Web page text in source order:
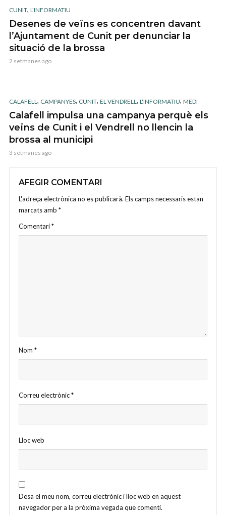
CUNIT, L'INFORMATIU
Desenes de veïns es concentren davant
l’Ajuntament de Cunit per denunciar la
situació de la brossa
2 setmanes ago
CALAFELL , CAMPANYES, CUNIT, EL VENDRELL , L'INFORMATIU, MEDI
Calafell impulsa una campanya perquè els
veïns de Cunit i el Vendrell no llencin la
brossa al municipi
3 setmanes ago
AFEGIR COMENTARI
L'adreça electrònica no es publicarà. Els camps necessaris estan
marcats amb *
Comentari*
Nom *
Correu electrònic*
Lloc web
Desa el meu nom, correu electrònic i lloc web en aquest
navegador per a la pròxima vegada que comenti.